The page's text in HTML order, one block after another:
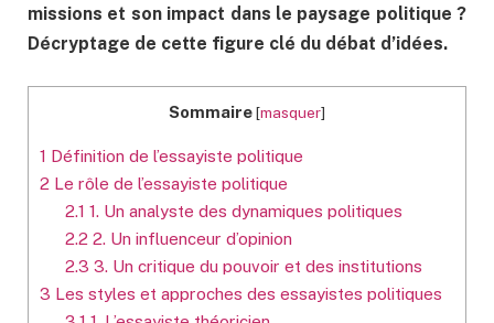
missions et son impact dans le paysage politique ?
Décryptage de cette figure clé du débat d’idées.
Sommaire[masquer]
1 Définition de l’essayiste politique
2 Le rôle de l’essayiste politique
2.1 1. Un analyste des dynamiques politiques
2.2 2. Un influenceur d’opinion
2.3 3. Un critique du pouvoir et des institutions
3 Les styles et approches des essayistes politiques